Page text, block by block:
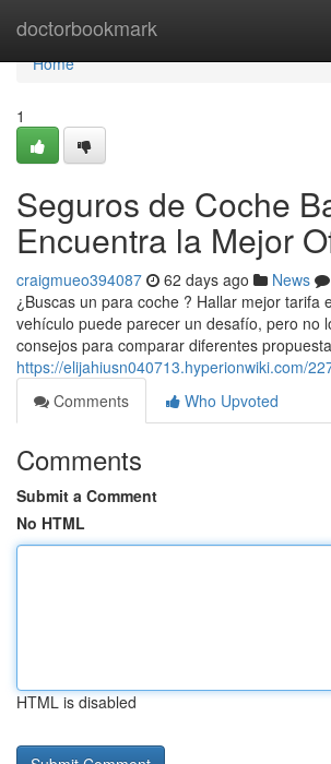
doctorbookmark
Home
Home
1
Seguros de Coche
Encuentra la Mejor
craigmueo394087 62 days ago News
¿Buscas un para coche ? Hallar mejor tarifa
vehículo puede parecer un desafío, pero no
consejos para comparar diferentes
https://elijahiusn040713.hyperionwiki.com/
Comments
Who Upvoted
Comments
Submit a Comment
No HTML
HTML is disabled